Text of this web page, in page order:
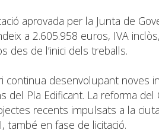
aprovada per la Junta de
a 2.605.958 euros, IVA
des de l’inici dels treballs.
continua desenvolupant noves
Pla Edificant. La reforma del
recents impulsats a la
també en fase de licitació.